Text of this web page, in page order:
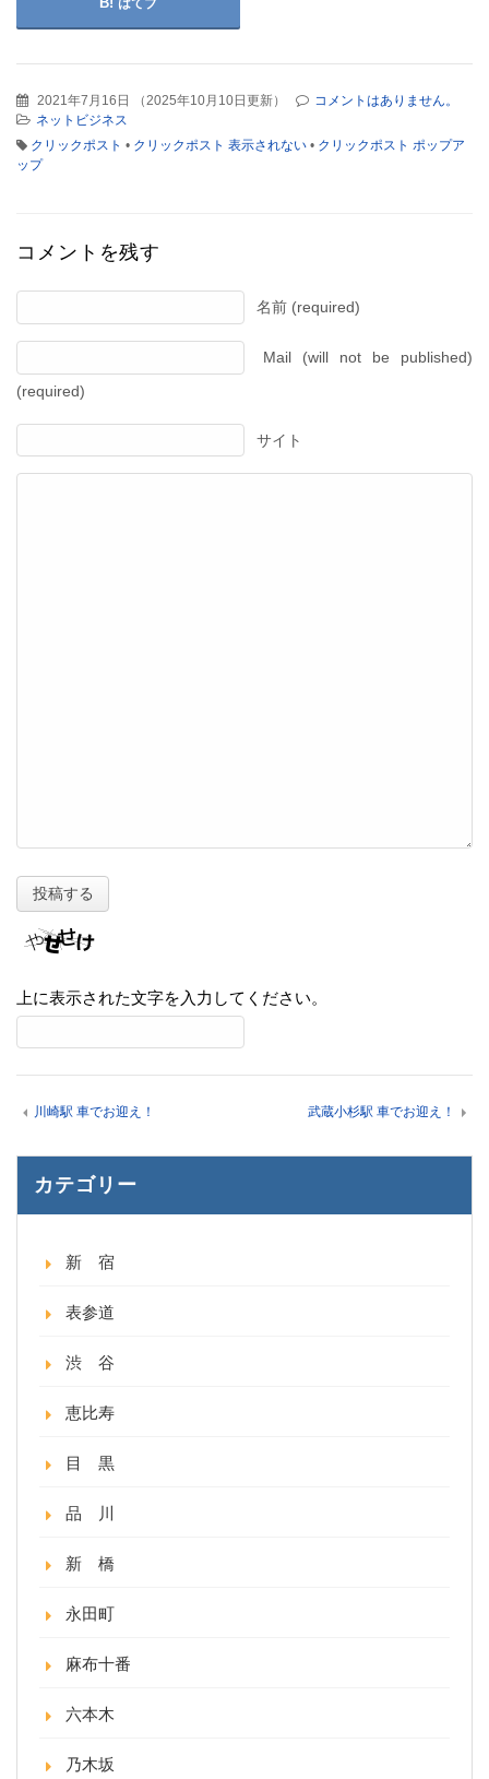
はてブ
2021年7月16日 （2025年10月10日更新）
コメントはありません。
ネットビジネス
クリックポスト • クリックポスト 表示されない • クリックポスト ポップア
ップ
コメントを残す
名前 (required)
Mail (will not be published)
(required)
サイト
上に表示された文字を入力してください。
川崎駅 車でお迎え！ 武蔵小杉駅 車でお迎え！
カテゴリー
新 宿
表参道
渋 谷
恵比寿
目 黒
品 川
新 橋
永田町
麻布十番
六本木
乃木坂